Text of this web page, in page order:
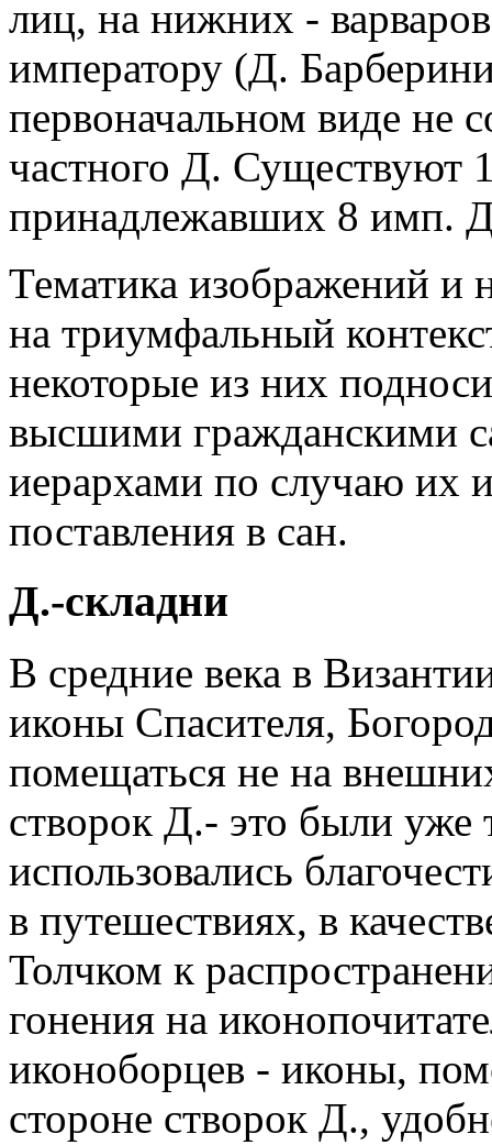
лиц, на нижних -
императору (Д.
первоначальном виде не
частного Д. Существуют
принадлежавших 8 имп.
Тематика изображений и
на триумфальный
некоторые из них
высшими гражданскими
иерархами по случаю их
поставления в сан.
Д.-складни
В средние века в
иконы Спасителя,
помещаться не на
створок Д.- это были уже
использовались
в путешествиях, в
Толчком к
гонения на
иконоборцев - иконы,
стороне створок Д.,